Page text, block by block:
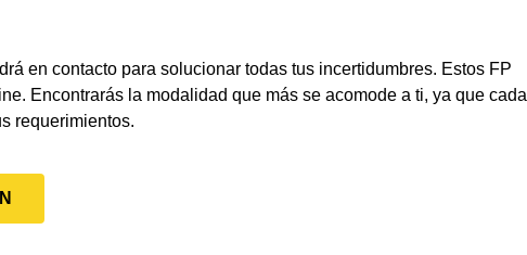
en contacto para solucionar todas tus incertidumbres. Estos FP
Encontrarás la modalidad que más se acomode a ti, ya que cada
requerimientos.